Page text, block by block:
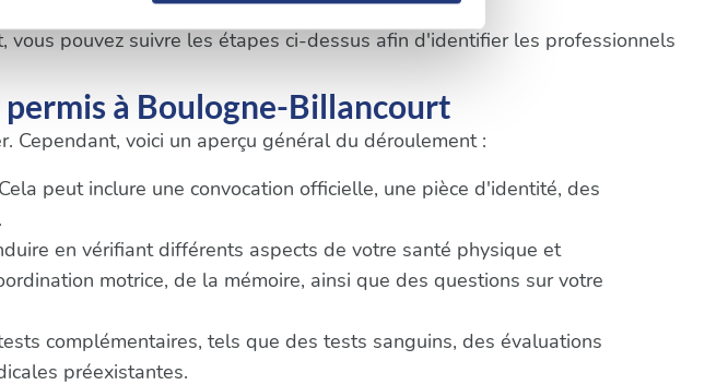
annonces, d'offrir des fonctionnalités relatives aux médias
informations sur l'utilisation de notre site avec nos
combiner celles-ci avec d'autres informations que
de leurs services.
pouvez suivre les étapes ci-dessus afin d'identifier les professionnels
à Boulogne-Billancourt
Cependant, voici un aperçu général du déroulement :
peut inclure une convocation officielle, une pièce d'identité, des
en vérifiant différents aspects de votre santé physique et
motrice, de la mémoire, ainsi que des questions sur votre
complémentaires, tels que des tests sanguins, des évaluations
préexistantes.